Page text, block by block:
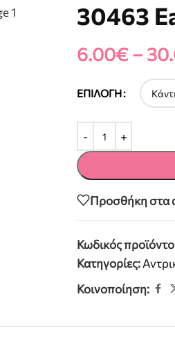
30463
6.00€–
ΕΠΙΛΟΓΉ
Προσθήκη στα
Κωδικός
Κατηγορίες:
Κοινοποίηση: